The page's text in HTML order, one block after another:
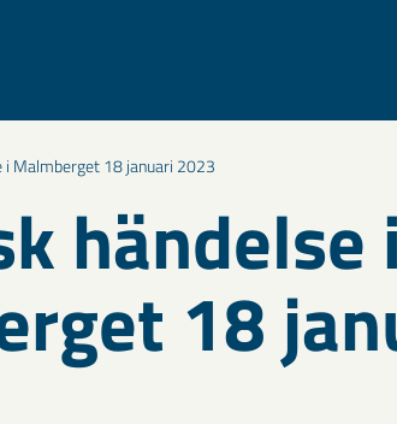
i Malmberget 18 januari 2023
händelse i
18